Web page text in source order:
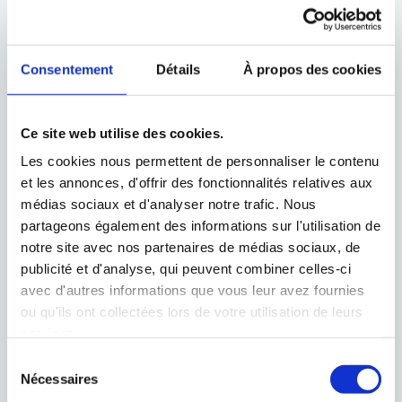
Consentement Détails À propos des cookies
Ce site web utilise des cookies.
Les cookies nous permettent de personnaliser le contenu
et les annonces, d'offrir des fonctionnalités relatives aux
médias sociaux et d'analyser notre trafic. Nous
partageons également des informations sur l'utilisation de
notre site avec nos partenaires de médias sociaux, de
publicité et d'analyse, qui peuvent combiner celles-ci
avec d'autres informations que vous leur avez fournies
ou qu'ils ont collectées lors de votre utilisation de leurs
Nécessaires
Durée
recommandée
Demi-journée (4h)
Permis requis Aucun permis requis
Tarif de
À partir de 180 € la
Capacité 5 personnes
Carburant Carburant compris
Meilleure
période
Pourquoi choisir Bianco